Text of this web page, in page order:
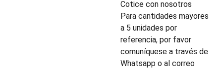
Cotice con nosotros
Para cantidades mayores
a 5 unidades por
referencia, por favor
comuníquese a través de
Whatsapp o al correo